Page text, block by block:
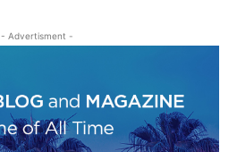
- Advertisment -